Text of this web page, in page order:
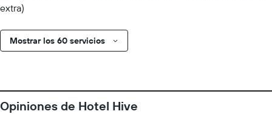
extra)
Mostrar los 60 servicios
Opiniones de Hotel Hive